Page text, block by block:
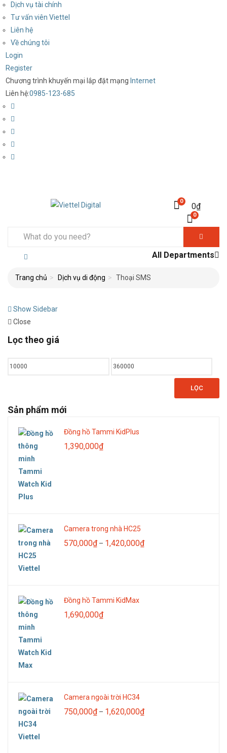
Dịch vụ tài chính
Tư vấn viên Viettel
Liên hệ
Về chúng tôi
Login
Register
Chương trình khuyến mại lắp đặt mạng Internet
Liên hệ:0985-123-685
0
0₫
0
All Departments
Trang chủ Dịch vụ di động Thoại SMS
Show Sidebar
Close
Lọc theo giá
Giá Giá
LỌC
Sản phẩm mới
Đồng hồ Tammi KidPlus
1,390,000₫
Camera trong nhà HC25
570,000₫ – 1,420,000₫Khoảng
Đồng hồ Tammi KidMax
1,690,000₫
Camera ngoài trời HC34
750,000₫ – 1,620,000₫Khoảng